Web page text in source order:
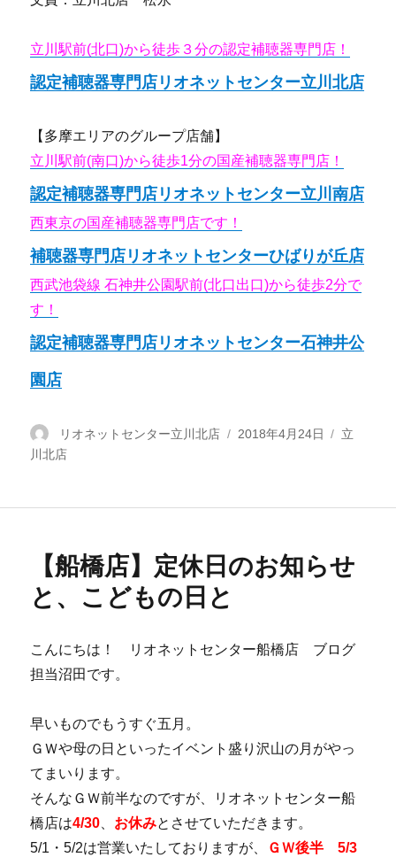
立川駅前(北口)から徒歩３分の認定補聴器専門店！
認定補聴器専門店リオネットセンター立川北店
【多摩エリアのグループ店舗】
立川駅前(南口)から徒歩1分の国産補聴器専門店！
認定補聴器専門店リオネットセンター立川南店
西東京の国産補聴器専門店です！
補聴器専門店リオネットセンターひばりが丘店
西武池袋線 石神井公園駅前(北口出口)から徒歩2分で
す！
認定補聴器専門店リオネットセンター石神井公
園店
投
稿
リオネットセンター立川北店
投
2018年4月24日
カ
立
川北店
【船橋店】定休日のお知らせ
と、こどもの日と
こんにちは！ リオネットセンター船橋店 ブログ
担当沼田です。
早いものでもうすぐ五月。
ＧＷや母の日といったイベント盛り沢山の月がやっ
てまいります。
そんなＧＷ前半なのですが、リオネットセンター船
橋店は4/30 お休みとさせていただきます。
5/1・5/2は営業いたしておりますが、
ＧＷ後半 5/3